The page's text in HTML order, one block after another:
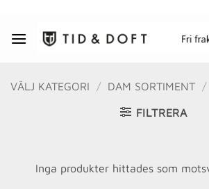
content
VÄLJ KATEGORI / DAM SORTIMENT /
FILTRERA
Inga produkter hittades som